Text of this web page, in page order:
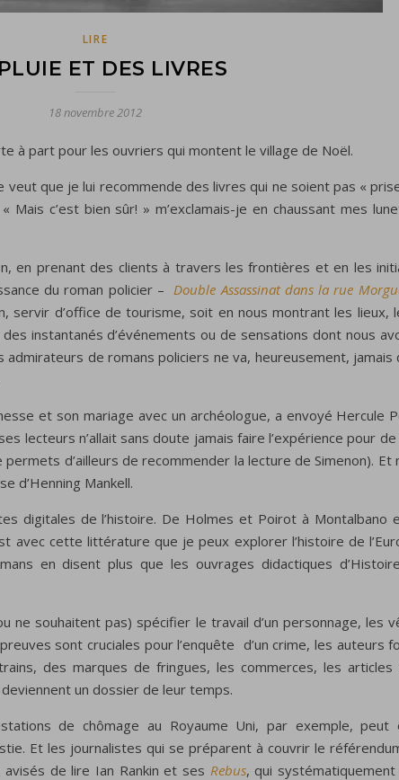
LIRE
ET DES LIVRES
18 novembre 2012
à part pour les ouvriers qui montent le village de Noël.
veut que je lui recommende des livres qui ne soient pas «
Mais c’est bien sûr! » m’exclamais-je en chaussant mes
en prenant des clients à travers les frontières et en les
du roman policier –Double Assassinat dans la rue
servir d’office de tourisme, soit en nous montrant les
instantanés d’événements ou de sensations dont nous
de romans policiers ne va, heureusement, jamais
et son mariage avec un archéologue, a envoyé Hercule
lecteurs n’allait sans doute jamais faire l’expérience pour
d’ailleurs de recommender la lecture de Simenon). Et
d’Henning Mankell.
digitales de l’histoire. De Holmes et Poirot à Montalbano
avec cette littérature que je peux explorer l’histoire de
en disent plus que les ouvrages didactiques
ne souhaitent pas) spécifier le travail d’un personnage, les
sont cruciales pour l’enquête d’un crime, les auteurs
des marques de fringues, les commerces, les articles
un dossier de leur temps.
de chômage au Royaume Uni, par exemple,
Et les journalistes qui se préparent à couvrir le
de lire Ian Rankin et ses Rebus, qui